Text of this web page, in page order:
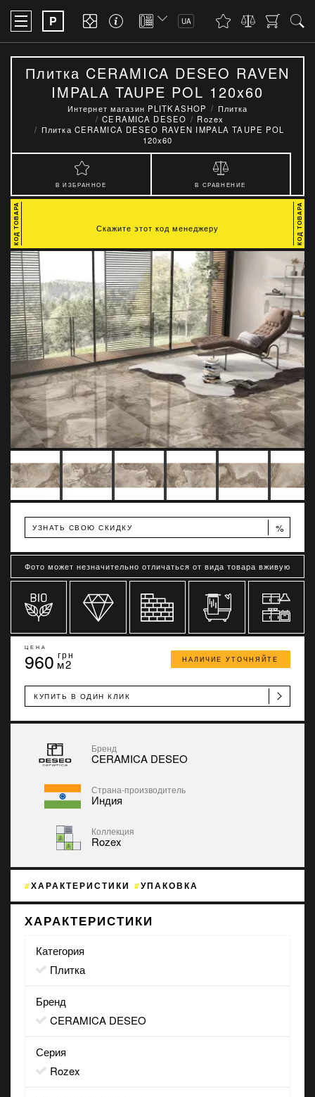
P UA
Плитка CERAMICA DESEO RAVEN
IMPALA TAUPE POL 120x60
Интернет магазин PLITKASHOP
Плитка
CERAMICA DESEO
Rozex
Плитка CERAMICA DESEO RAVEN IMPALA TAUPE POL
120x60
В ИЗБРАННОЕ В СРАВНЕНИЕ
УЗНАТЬ СВОЮ СКИДКУ %
Фото может незначительно отличаться от вида товара вживую
ЦЕНА
960 грн
м2 НАЛИЧИЕ УТОЧНЯЙТЕ
КУПИТЬ В ОДИН КЛИК
Бренд
CERAMICA DESEO
Страна-производитель
Индия
Коллекция
Rozex
ХАРАКТЕРИСТИКИ УПАКОВКА
ХАРАКТЕРИСТИКИ
Категория
Плитка
Бренд
CERAMICA DESEO
Серия
Rozex
Скажите этот код менеджеру